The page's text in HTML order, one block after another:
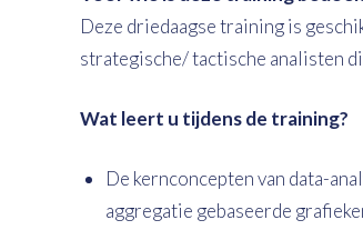
Deze driedaagse training is
strategische/ tactische analisten
Wat leert u tijdens de training?
De kernconcepten van data-
aggregatie gebaseerde